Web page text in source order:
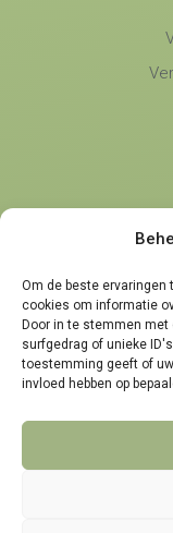
Om de beste ervaringen
cookies om informatie
Door in te stemmen
surfgedrag of unieke
toestemming geeft of
invloed hebben op